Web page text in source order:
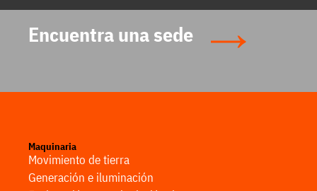
Encuentra una sede
Maquinaria
Movimiento de tierra
Generación e iluminación